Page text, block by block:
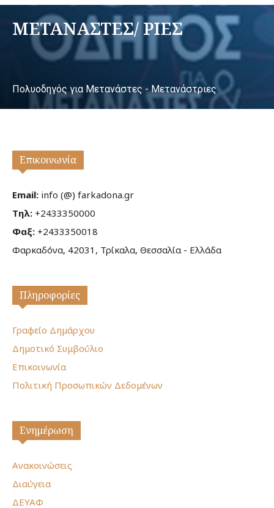
ΜΕΤΑΝΑΣΤΕΣ/ ΡΙΕΣ
Πολυοδηγός για Μετανάστες - Μετανάστριες
Επικοινωνία
Email: info (@) farkadona.gr
Τηλ: +2433350000
Φαξ: +2433350018
Φαρκαδόνα, 42031, Τρίκαλα, Θεσσαλία - Ελλάδα
Πληροφορίες
Γραφείο Δημάρχου
Δημοτικό Συμβούλιο
Επικοινωνία
Πολιτική Προσωπικών Δεδομένων
Ενημέρωση
Ανακοινώσεις
Διαύγεια
ΔΕΥΑΦ